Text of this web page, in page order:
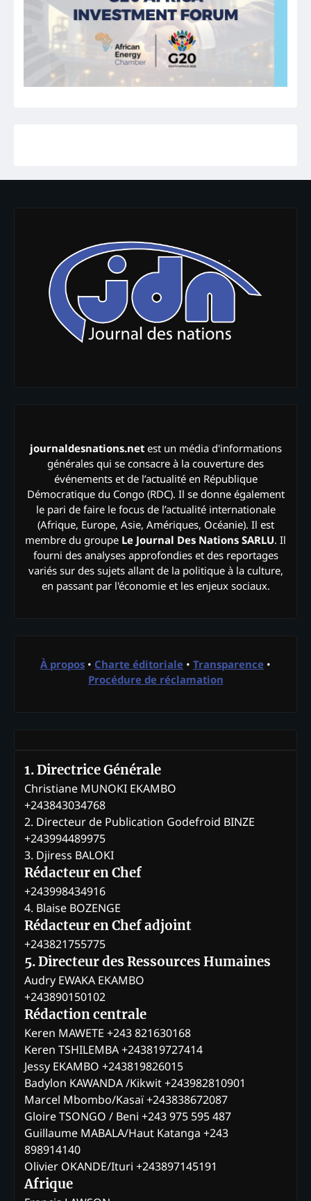
journaldesnations.netest un média d'informations
générales qui se consacre à la couverture des
événements et de l’actualité en République
Démocratique du Congo (RDC). Il se donne également
le pari de faire le focus de l’actualité internationale
(Afrique, Europe, Asie, Amériques, Océanie). Il est
membre du groupe Le Journal Des Nations SARLU. Il
fourni des analyses approfondies et des reportages
variés sur des sujets allant de la politique à la culture,
en passant par l'économie et les enjeux sociaux.
À propos • Charte éditoriale • Transparence •
Procédure de réclamation
1. Directrice Générale
Christiane MUNOKI EKAMBO
+243843034768
2. Directeur de Publication Godefroid BINZE
+243994489975
3. Djiress BALOKI
Rédacteur en Chef
+243998434916
4. Blaise BOZENGE
Rédacteur en Chef adjoint
+243821755775
5. Directeur des Ressources Humaines
Audry EWAKA EKAMBO
+243890150102
Rédaction centrale
Keren MAWETE +243 821630168
Keren TSHILEMBA +243819727414
Jessy EKAMBO +243819826015
Badylon KAWANDA /Kikwit +243982810901
Marcel Mbombo/Kasaï +243838672087
Gloire TSONGO / Beni +243 975 595 487
Guillaume MABALA/Haut Katanga +243
898914140
Olivier OKANDE/Ituri +243897145191
Afrique